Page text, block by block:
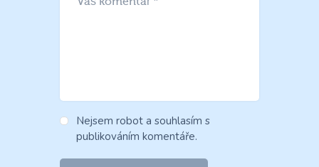
Nejsem robot a souhlasím s
publikováním komentáře.